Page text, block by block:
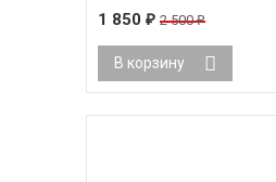
1 850 ₽ 2 500₽
В корзину